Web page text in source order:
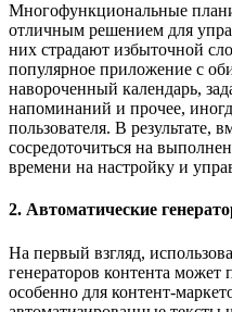
Многофункциональные
отличным решением для
них страдают избыточной
популярное приложение с
навороченный календарь,
напоминаний и прочее,
пользователя. В результате,
сосредоточиться на
времени на настройку и
2. Автоматические
На первый взгляд,
генераторов контента может
особенно для контент-